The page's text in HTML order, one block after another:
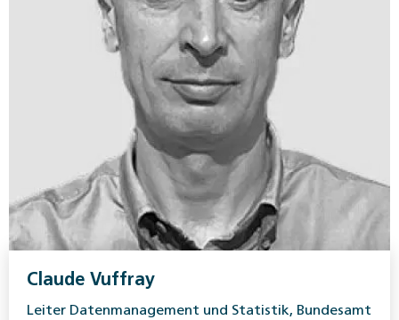
Claude Vuffray
Leiter Datenmanagement und Statistik, Bundesamt